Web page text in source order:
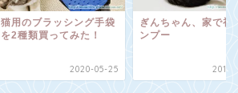
ぎんちゃん、家で初シャ
ンプー
2019-07-19
ねこのきもち５月号